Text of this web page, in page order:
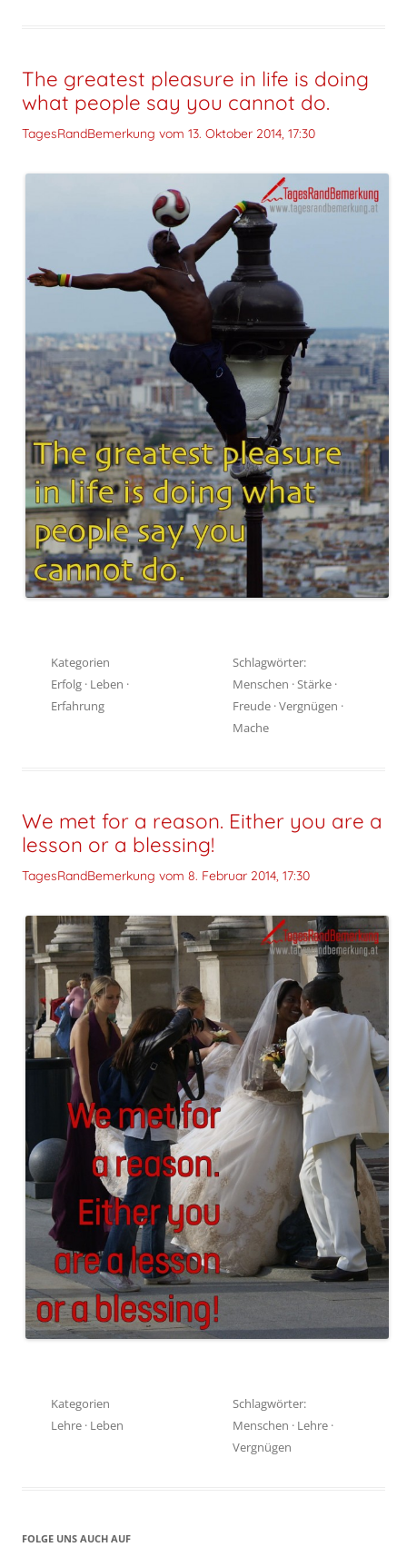
The greatest pleasure in life is doing
what people say you cannot do.
TagesRandBemerkung vom 13. Oktober 2014, 17:30
Kategorien
Erfolg · Leben ·
Erfahrung
Schlagwörter:
Menschen ·Stärke ·
Freude ·Vergnügen ·
Mache
We met for a reason. Either you are a
lesson or a blessing!
TagesRandBemerkung vom 8. Februar 2014, 17:30
Kategorien
Lehre · Leben
Schlagwörter:
Menschen · Lehre ·
Vergnügen
FOLGE UNS AUCH AUF